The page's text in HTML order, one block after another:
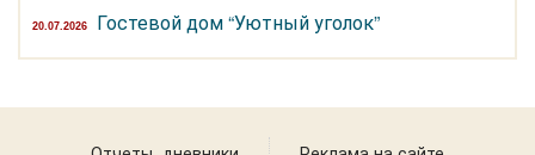
20.07.2026 Гостевой дом “Уютный уголок”